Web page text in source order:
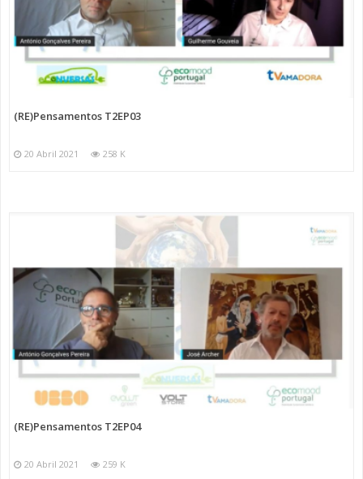
(RE)Pensamentos T2EP03
20 Abril 2021 258 K
(RE)Pensamentos T2EP04
20 Abril 2021 259 K